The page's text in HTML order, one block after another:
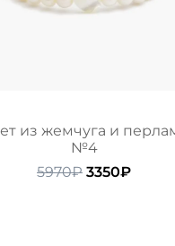
из жемчуга и
№4
5970₽ 3350₽